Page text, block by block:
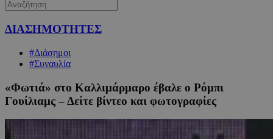
ΔΙΑΣΗΜΟΤΗΤΕΣ
#Διάσημοι
#Συναυλία
«Φωτιά» στο Καλλιμάρμαρο έβαλε ο Ρόμπι
Γουίλιαμς – Δείτε βίντεο και φωτογραφίες